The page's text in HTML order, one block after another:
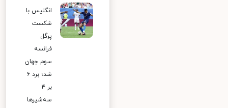
انگلیس با
شکست
پرگل
فرانسه
سوم جهان
شد؛ برد ۶
بر ۴
سه‌شیرها